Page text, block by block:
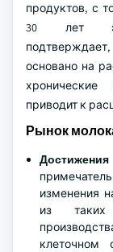
продуктов, с
30 лет
основано на
приводит к
Рынок
изменения
из таких
клеточном